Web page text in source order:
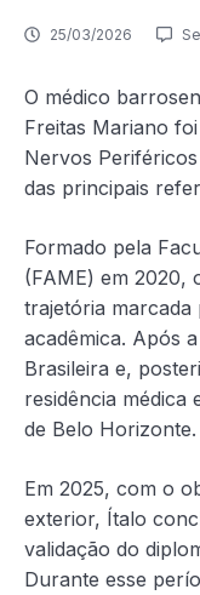
25/03/2026
O médico
Freitas Mariano
Nervos
das principais
Formado pela
(FAME) em 2020,
trajetória marcada
acadêmica. Após
Brasileira e,
residência médica
de Belo Horizonte.
Em 2025, com o
exterior, Ítalo
validação do
Durante esse